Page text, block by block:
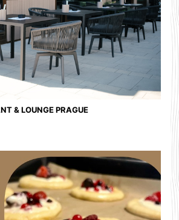
& LOUNGE PRAGUE